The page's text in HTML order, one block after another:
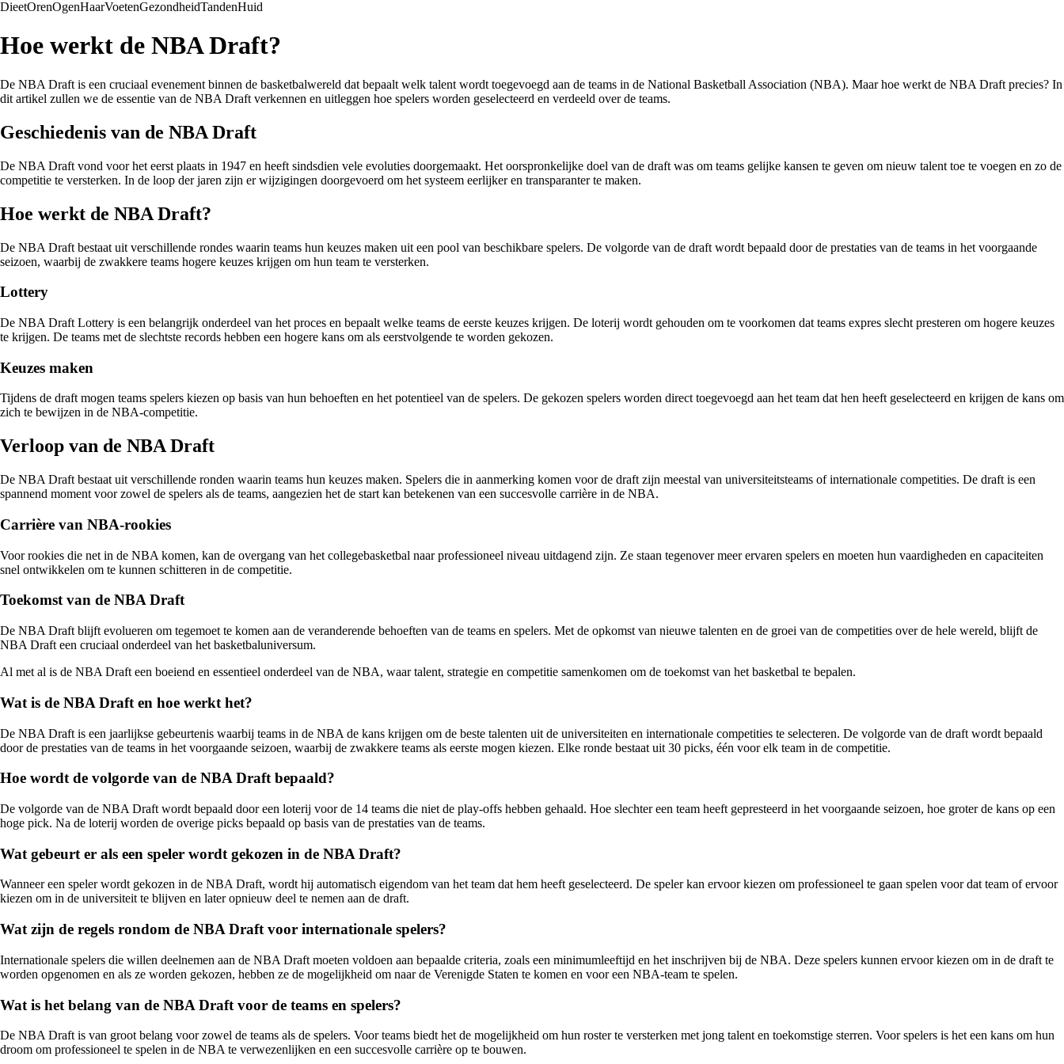
DieetOrenOgenHaarVoetenGezondheidTandenHuid
Hoe werkt de NBA Draft?
De NBA Draft is een cruciaal evenement binnen de basketbalwereld dat bepaalt welk talent wordt toegevoegd aan de teams in de National Basketball Association (NBA). Maar hoe werkt de NBA Draft precies? In
dit artikel zullen we de essentie van de NBA Draft verkennen en uitleggen hoe spelers worden geselecteerd en verdeeld over de teams.
Geschiedenis van de NBA Draft
De NBA Draft vond voor het eerst plaats in 1947 en heeft sindsdien vele evoluties doorgemaakt. Het oorspronkelijke doel van de draft was om teams gelijke kansen te geven om nieuw talent toe te voegen en zo de
competitie te versterken. In de loop der jaren zijn er wijzigingen doorgevoerd om het systeem eerlijker en transparanter te maken.
Hoe werkt de NBA Draft?
De NBA Draft bestaat uit verschillende rondes waarin teams hun keuzes maken uit een pool van beschikbare spelers. De volgorde van de draft wordt bepaald door de prestaties van de teams in het voorgaande
seizoen, waarbij de zwakkere teams hogere keuzes krijgen om hun team te versterken.
Lottery
De NBA Draft Lottery is een belangrijk onderdeel van het proces en bepaalt welke teams de eerste keuzes krijgen. De loterij wordt gehouden om te voorkomen dat teams expres slecht presteren om hogere keuzes
te krijgen. De teams met de slechtste records hebben een hogere kans om als eerstvolgende te worden gekozen.
Keuzes maken
Tijdens de draft mogen teams spelers kiezen op basis van hun behoeften en het potentieel van de spelers. De gekozen spelers worden direct toegevoegd aan het team dat hen heeft geselecteerd en krijgen de kans om
zich te bewijzen in de NBA-competitie.
Verloop van de NBA Draft
De NBA Draft bestaat uit verschillende ronden waarin teams hun keuzes maken. Spelers die in aanmerking komen voor de draft zijn meestal van universiteitsteams of internationale competities. De draft is een
spannend moment voor zowel de spelers als de teams, aangezien het de start kan betekenen van een succesvolle carrière in de NBA.
Carrière van NBA-rookies
Voor rookies die net in de NBA komen, kan de overgang van het collegebasketbal naar professioneel niveau uitdagend zijn. Ze staan ​​tegenover meer ervaren spelers en moeten hun vaardigheden en capaciteiten
snel ontwikkelen om te kunnen schitteren in de competitie.
Toekomst van de NBA Draft
De NBA Draft blijft evolueren om tegemoet te komen aan de veranderende behoeften van de teams en spelers. Met de opkomst van nieuwe talenten en de groei van de competities over de hele wereld, blijft de
NBA Draft een cruciaal onderdeel van het basketbaluniversum.
Al met al is de NBA Draft een boeiend en essentieel onderdeel van de NBA, waar talent, strategie en competitie samenkomen om de toekomst van het basketbal te bepalen.
Wat is de NBA Draft en hoe werkt het?
De NBA Draft is een jaarlijkse gebeurtenis waarbij teams in de NBA de kans krijgen om de beste talenten uit de universiteiten en internationale competities te selecteren. De volgorde van de draft wordt bepaald
door de prestaties van de teams in het voorgaande seizoen, waarbij de zwakkere teams als eerste mogen kiezen. Elke ronde bestaat uit 30 picks, één voor elk team in de competitie.
Hoe wordt de volgorde van de NBA Draft bepaald?
De volgorde van de NBA Draft wordt bepaald door een loterij voor de 14 teams die niet de play-offs hebben gehaald. Hoe slechter een team heeft gepresteerd in het voorgaande seizoen, hoe groter de kans op een
hoge pick. Na de loterij worden de overige picks bepaald op basis van de prestaties van de teams.
Wat gebeurt er als een speler wordt gekozen in de NBA Draft?
Wanneer een speler wordt gekozen in de NBA Draft, wordt hij automatisch eigendom van het team dat hem heeft geselecteerd. De speler kan ervoor kiezen om professioneel te gaan spelen voor dat team of ervoor
kiezen om in de universiteit te blijven en later opnieuw deel te nemen aan de draft.
Wat zijn de regels rondom de NBA Draft voor internationale spelers?
Internationale spelers die willen deelnemen aan de NBA Draft moeten voldoen aan bepaalde criteria, zoals een minimumleeftijd en het inschrijven bij de NBA. Deze spelers kunnen ervoor kiezen om in de draft te
worden opgenomen en als ze worden gekozen, hebben ze de mogelijkheid om naar de Verenigde Staten te komen en voor een NBA-team te spelen.
Wat is het belang van de NBA Draft voor de teams en spelers?
De NBA Draft is van groot belang voor zowel de teams als de spelers. Voor teams biedt het de mogelijkheid om hun roster te versterken met jong talent en toekomstige sterren. Voor spelers is het een kans om hun
droom om professioneel te spelen in de NBA te verwezenlijken en een succesvolle carrière op te bouwen.